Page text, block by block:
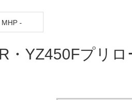
MHP -
・YZ450Fプリ